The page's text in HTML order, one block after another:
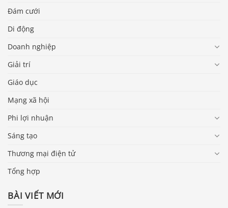
Đám cưới
Di động
Doanh nghiệp
Giải trí
Giáo dục
Mạng xã hội
Phi lợi nhuận
Sáng tạo
Thương mại điện tử
Tổng hợp
BÀI VIẾT MỚI